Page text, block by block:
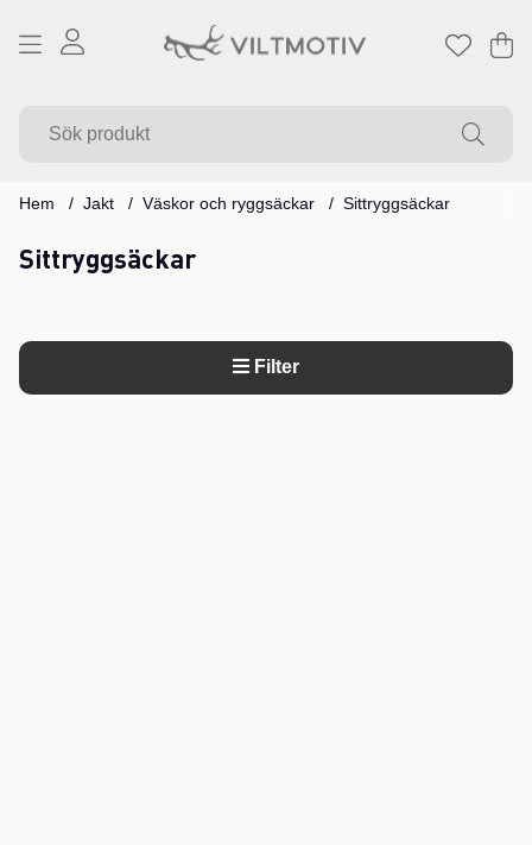
.
Hem Jakt Väskor och ryggsäckar Sittryggsäckar
Sittryggsäckar
Filter